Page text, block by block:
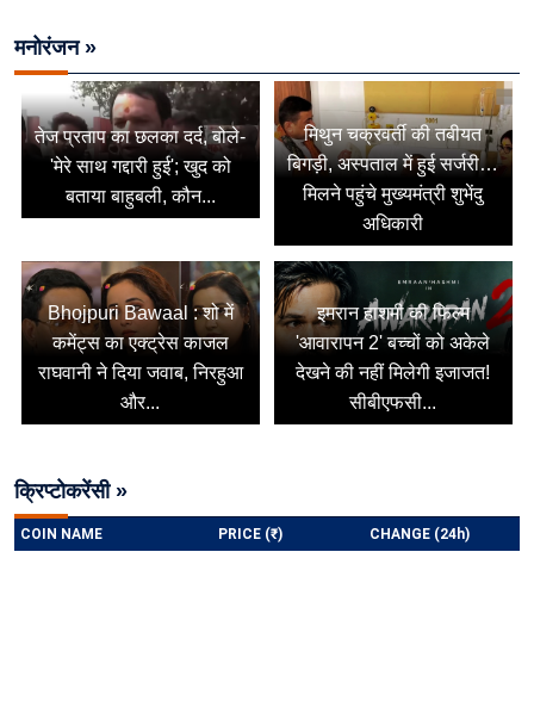
मनोरंजन »
तेज प्रताप का छलका दर्द, बोले-
'मेरे साथ गद्दारी हुई'; खुद को
बताया बाहुबली, कौन...
मिथुन चक्रवर्ती की तबीयत
बिगड़ी, अस्पताल में हुई सर्जरी…
मिलने पहुंचे मुख्यमंत्री शुभेंदु
अधिकारी
Bhojpuri Bawaal : शो में
कमेंट्स का एक्ट्रेस काजल
राघवानी ने दिया जवाब, निरहुआ
और...
इमरान हाशमी की फिल्म
'आवारापन 2' बच्चों को अकेले
देखने की नहीं मिलेगी इजाजत!
सीबीएफसी...
क्रिप्टोकरेंसी »